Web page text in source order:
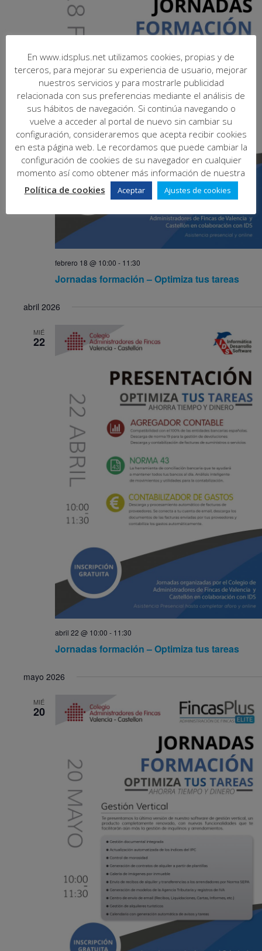
febrero 18 @ 10:00 - 11:30
Jornadas formación – Optimiza tus tareas
abril 2026
MIÉ
22
abril 22 @ 10:00 - 11:30
Jornadas formación – Optimiza tus tareas
mayo 2026
MIÉ
20
En www.idsplus.net utilizamos cookies, propias y de
terceros, para mejorar su experiencia de usuario, mejorar
nuestros servicios y para mostrarle publicidad
relacionada con sus preferencias mediante el análisis de
sus hábitos de navegación. Si continúa navegando o
vuelve a acceder al portal de nuevo sin cambiar su
configuración, consideraremos que acepta recibir cookies
en esta página web. Le recordamos que puede cambiar la
configuración de cookies de su navegador en cualquier
momento así como obtener más información de nuestra
Política de cookies
Aceptar Ajustes de cookies